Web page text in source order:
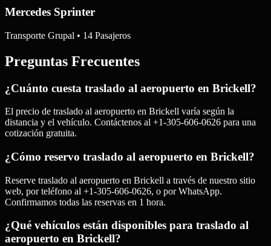
Mercedes Sprinter
Transporte Grupal • 14 Pasajeros
Preguntas Frecuentes
¿Cuánto cuesta traslado al aeropuerto en Brickell?
El precio de traslado al aeropuerto en Brickell varía según la
distancia y el vehículo. Contáctenos al +1-305-606-0626 para una
cotización gratuita.
¿Cómo reservo traslado al aeropuerto en Brickell?
Reserve traslado al aeropuerto en Brickell a través de nuestro sitio
web, por teléfono al +1-305-606-0626, o por WhatsApp.
Confirmamos todas las reservas en 1 hora.
¿Qué vehículos están disponibles para traslado al
aeropuerto en Brickell?